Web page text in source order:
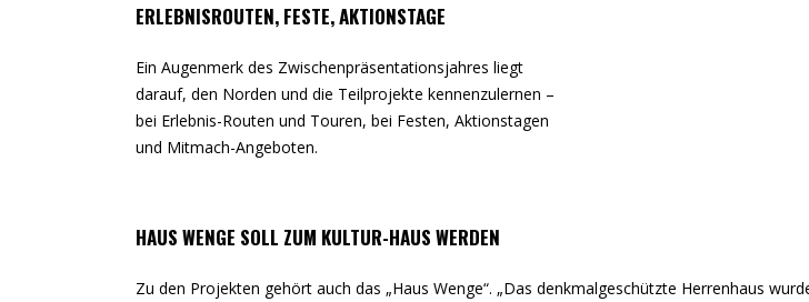
ERLEBNISROUTEN, FESTE, AKTIONSTAGE
Ein Augenmerk des Zwischenpräsentationsjahres liegt
darauf, den Norden und die Teilprojekte kennenzulernen –
bei Erlebnis-Routen und Touren, bei Festen, Aktionstagen
und Mitmach-Angeboten.
HAUS WENGE SOLL ZUM KULTUR-HAUS WERDEN
Zu den Projekten gehört auch das „Haus Wenge“. „Das denkmalgeschützte Herrenhaus